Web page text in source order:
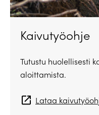
Kaivutyöohje
Tutustu huolellisesti
aloittamista.
Lataa